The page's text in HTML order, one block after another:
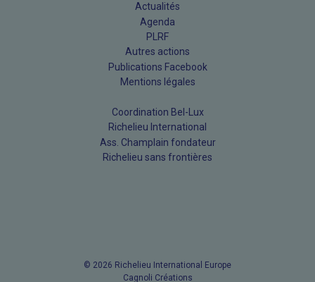
Actualités
Agenda
PLRF
Autres actions
Publications Facebook
Mentions légales
Coordination Bel-Lux
Richelieu International
Ass. Champlain fondateur
Richelieu sans frontières
© 2026 Richelieu International Europe
Cagnoli Créations